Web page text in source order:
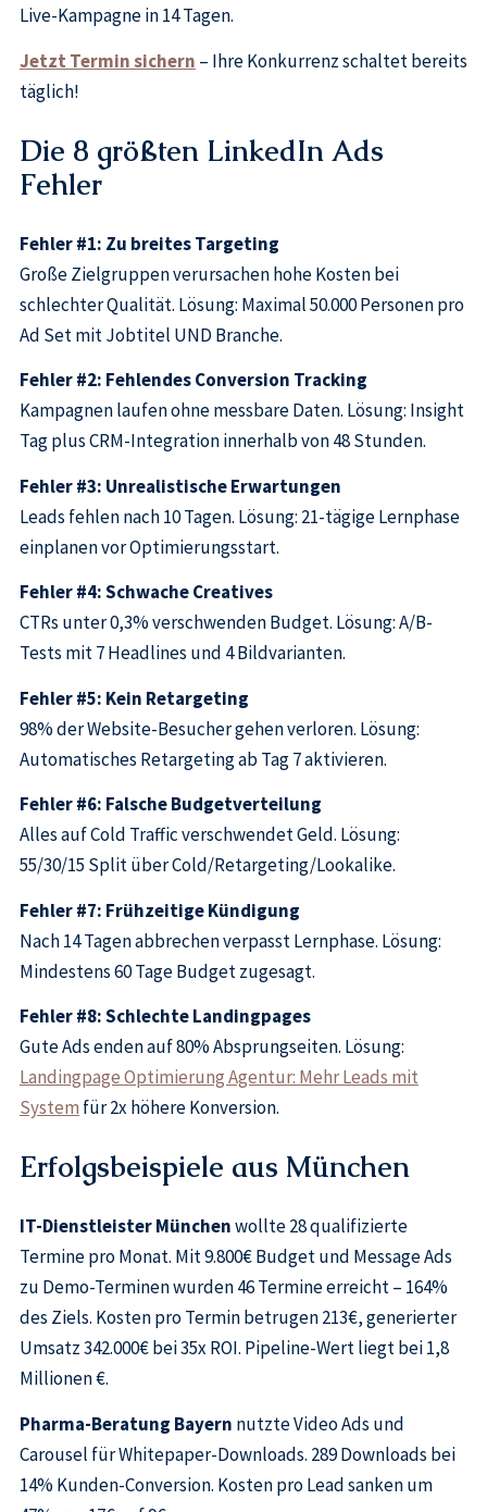
Live-Kampagne in 14 Tagen.
Jetzt Termin sichern – Ihre Konkurrenz schaltet bereits
täglich!
Die 8 größten LinkedIn Ads
Fehler
Fehler #1: Zu breites Targeting
Große Zielgruppen verursachen hohe Kosten bei
schlechter Qualität. Lösung: Maximal 50.000 Personen pro
Ad Set mit Jobtitel UND Branche.
Fehler #2: Fehlendes Conversion Tracking
Kampagnen laufen ohne messbare Daten. Lösung: Insight
Tag plus CRM-Integration innerhalb von 48 Stunden.
Fehler #3: Unrealistische Erwartungen
Leads fehlen nach 10 Tagen. Lösung: 21-tägige Lernphase
einplanen vor Optimierungsstart.
Fehler #4: Schwache Creatives
CTRs unter 0,3% verschwenden Budget. Lösung: A/B-
Tests mit 7 Headlines und 4 Bildvarianten.
Fehler #5: Kein Retargeting
98% der Website-Besucher gehen verloren. Lösung:
Automatisches Retargeting ab Tag 7 aktivieren.
Fehler #6: Falsche Budgetverteilung
Alles auf Cold Traffic verschwendet Geld. Lösung:
55/30/15 Split über Cold/Retargeting/Lookalike.
Fehler #7: Frühzeitige Kündigung
Nach 14 Tagen abbrechen verpasst Lernphase. Lösung:
Mindestens 60 Tage Budget zugesagt.
Fehler #8: Schlechte Landingpages
Gute Ads enden auf 80% Absprungseiten. Lösung:
Landingpage Optimierung Agentur: Mehr Leads mit
System für 2x höhere Konversion.
Erfolgsbeispiele aus München
IT-Dienstleister Münchenwollte 28 qualifizierte
Termine pro Monat. Mit 9.800€ Budget und Message Ads
zu Demo-Terminen wurden 46 Termine erreicht – 164%
des Ziels. Kosten pro Termin betrugen 213€, generierter
Umsatz 342.000€ bei 35x ROI. Pipeline-Wert liegt bei 1,8
Millionen €.
Pharma-Beratung Bayern nutzte Video Ads und
Carousel für Whitepaper-Downloads. 289 Downloads bei
14% Kunden-Conversion. Kosten pro Lead sanken um